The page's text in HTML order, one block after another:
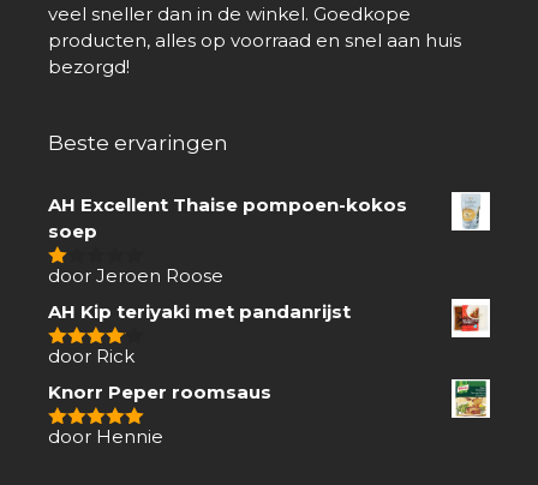
veel sneller dan in de winkel. Goedkope
producten, alles op voorraad en snel aan huis
bezorgd!
Beste ervaringen
AH Excellent Thaise pompoen-kokos
soep
1
5
door Jeroen Roose
AH Kip teriyaki met pandanrijst
4van 5
door Rick
Knorr Peper roomsaus
5van 5
door Hennie